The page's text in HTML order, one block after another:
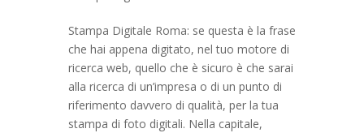
Stampa Digitale Roma: se questa è la frase
che hai appena digitato, nel tuo motore di
ricerca web, quello che è sicuro è che sarai
alla ricerca di un’impresa o di un punto di
riferimento davvero di qualità, per la tua
stampa di foto digitali. Nella capitale,